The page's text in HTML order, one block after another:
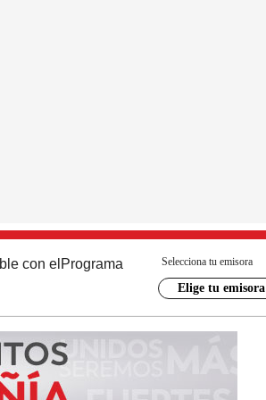
con el Programa Selecciona tu emisora
Elige tu emisora